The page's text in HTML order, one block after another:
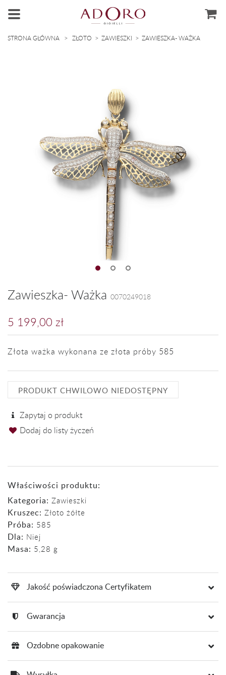
STRONA GŁÓWNA > ZŁOTO > ZAWIESZKI > ZAWIESZKA- WAŻKA
Zawieszka- Ważka 0070249018
5 199,00 zł
Złota ważka wykonana ze złota próby 585
PRODUKT CHWILOWO NIEDOSTĘPNY
Zapytaj o produkt
Dodaj do listy życzeń
Właściwości produktu:
Kategoria: Zawieszki
Kruszec: Złoto żółte
Próba: 585
Dla: Niej
Masa: 5,28 g
Jakość poświadczona Certyfikatem
Gwarancja
Ozdobne opakowanie